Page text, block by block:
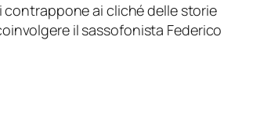
contrappone ai cliché delle storie
il sassofonista Federico